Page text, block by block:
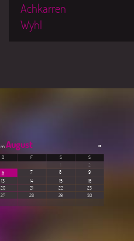
Achkarren
Wyhl
August »
D F S
S
2
6 7 8
9
13 14 15
16
20 21 22 23
27 28 29 30